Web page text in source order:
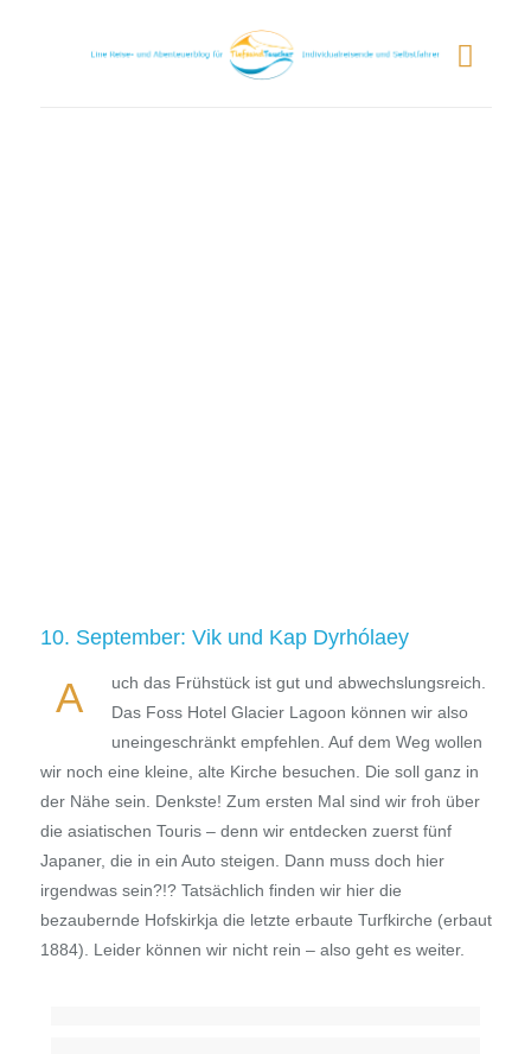
10. September: Vik und Kap Dyrhólaey
A
uch das Frühstück ist gut und abwechslungsreich.
Das Foss Hotel Glacier Lagoon können wir also
uneingeschränkt empfehlen. Auf dem Weg wollen
wir noch eine kleine, alte Kirche besuchen. Die soll ganz in
der Nähe sein. Denkste! Zum ersten Mal sind wir froh über
die asiatischen Touris – denn wir entdecken zuerst fünf
Japaner, die in ein Auto steigen. Dann muss doch hier
irgendwas sein?!? Tatsächlich finden wir hier die
bezaubernde Hofskirkja die letzte erbaute Turfkirche (erbaut
1884). Leider können wir nicht rein – also geht es weiter.